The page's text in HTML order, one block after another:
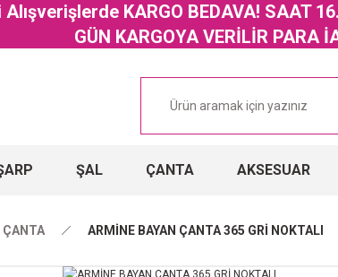
KARGO BEDAVA! SAAT
GÜN KARGOYA VERİLİR PARA
ŞAL ÇANTA AKSESUAR
ÇANTA ARMİNE BAYAN ÇANTA 365 GRİ NOKTALI